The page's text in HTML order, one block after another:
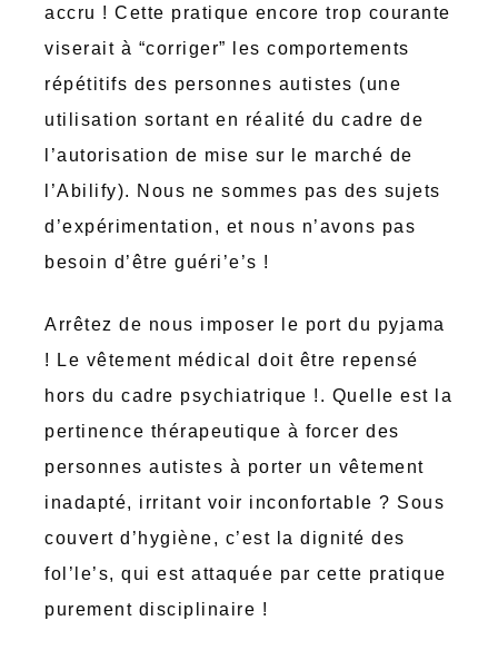
accru ! Cette pratique encore trop courante
viserait à “corriger” les comportements
répétitifs des personnes autistes (une
utilisation sortant en réalité du cadre de
l’autorisation de mise sur le marché de
l’Abilify). Nous ne sommes pas des sujets
d’expérimentation, et nous n’avons pas
besoin d’être guéri’e’s !
Arrêtez de nous imposer le port du pyjama
! Le vêtement médical doit être repensé
hors du cadre psychiatrique !. Quelle est la
pertinence thérapeutique à forcer des
personnes autistes à porter un vêtement
inadapté, irritant voir inconfortable ? Sous
couvert d’hygiène, c’est la dignité des
fol’le’s, qui est attaquée par cette pratique
purement disciplinaire !